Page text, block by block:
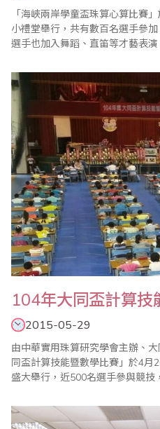
「海峽兩岸學童盃珠算心算比賽
小禮堂舉行，共有數百名選手參
選手也加入舞蹈、直笛等才藝表
104年大同盃計算技
2015-05-29
由中華實用珠算研究學會主辦、
同盃計算技能暨數學比賽」於4月
盛大舉行，近500名選手參與競技
義縣議員陳柏麟、中華實用珠算
賓蒞臨比賽會場鼓勵選手。